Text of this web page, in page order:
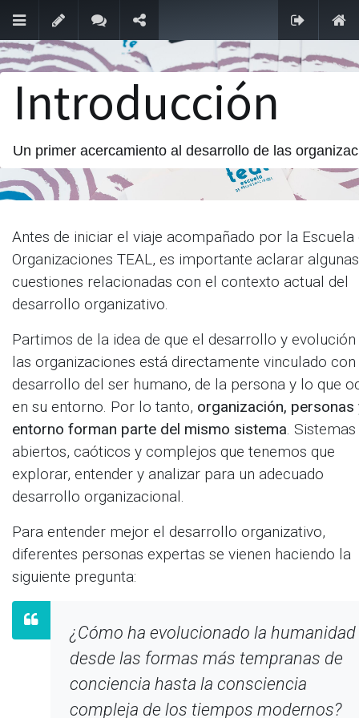
Escuela de Organizaciones Teal
Identificarse Contacto
Introducción
Un primer acercamiento al desarrollo de las
La Escuela de Negocios TEAL- Andalucía
Tercer Sector de Andalucía, asumiendo nuevos
Antes de iniciar el viaje acompañado por la Escuela
Organizaciones TEAL, es importante aclarar algunas
cuestiones relacionadas con el contexto actual del
desarrollo organizativo.
Partimos de la idea de que el desarrollo y evolución
las organizaciones está directamente vinculado
desarrollo del ser humano, de la persona y lo que
en su entorno. Por lo tanto, organización, personas
entorno forman parte del mismo sistema. Sistemas
abiertos, caóticos y complejos que tenemos que
explorar, entender y analizar para un adecuado
desarrollo organizacional.
Para entender mejor el desarrollo organizativo,
diferentes personas expertas se vienen haciendo la
siguiente pregunta:
¿Cómo ha evolucionado la humanidad
desde las formas más tempranas de
conciencia hasta la consciencia
compleja de los tiempos modernos?
Únete a nuestra comunidad
Suscríbete a nuestro boletín
Suscribirse